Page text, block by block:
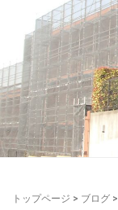
トップページ > ブログ >